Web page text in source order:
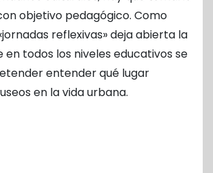
objetivo pedagógico. Como
reflexivas» deja abierta la
en todos los niveles educativos se
entender qué lugar
en la vida urbana.